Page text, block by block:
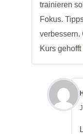
trainieren
Fokus.
verbessern.
Kurs gehofft